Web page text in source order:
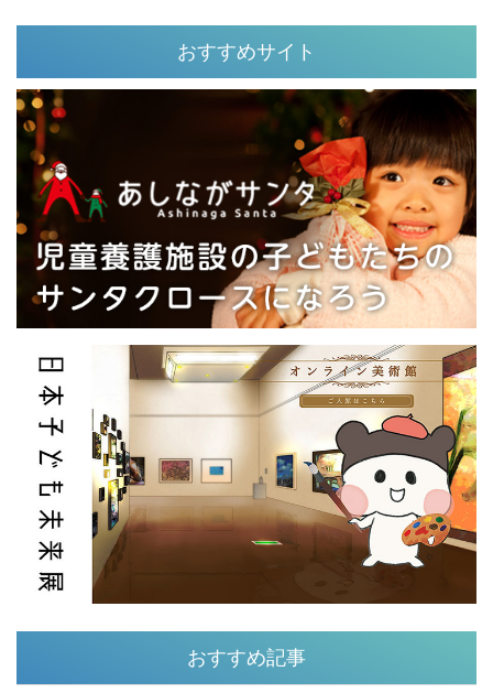
おすすめサイト
おすすめ記事